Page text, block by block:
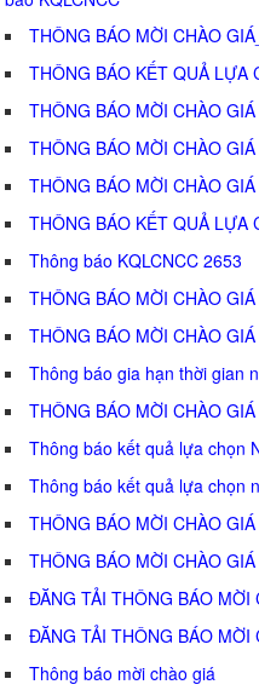
THÔNG BÁO MỜI CHÀO
THÔNG BÁO KẾT QUẢ LỰA
THÔNG BÁO MỜI CHÀO GIÁ
THÔNG BÁO MỜI CHÀO GIÁ
THÔNG BÁO MỜI CHÀO GIÁ
THÔNG BÁO KẾT QUẢ LỰA
Thông báo KQLCNCC 2653
THÔNG BÁO MỜI CHÀO GIÁ
THÔNG BÁO MỜI CHÀO GIÁ
Thông báo gia hạn thời gian
THÔNG BÁO MỜI CHÀO GIÁ
Thông báo kết quả lựa chọn
Thông báo kết quả lựa chọn
THÔNG BÁO MỜI CHÀO GIÁ
THÔNG BÁO MỜI CHÀO GIÁ
ĐĂNG TẢI THÔNG BÁO MỜI
ĐĂNG TẢI THÔNG BÁO MỜI
Thông báo mời chào giá